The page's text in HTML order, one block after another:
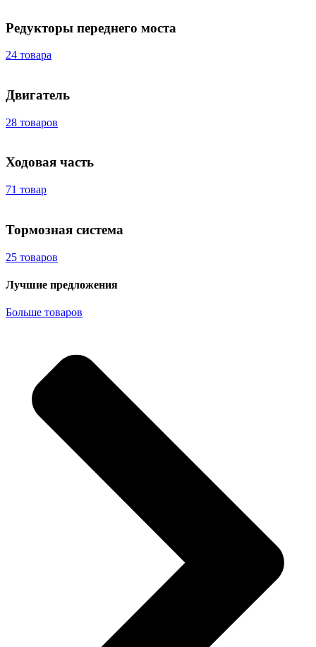
Редукторы переднего моста
24 товара
Двигатель
28 товаров
Ходовая часть
71 товар
Тормозная система
25 товаров
Лучшие предложения
Больше товаров